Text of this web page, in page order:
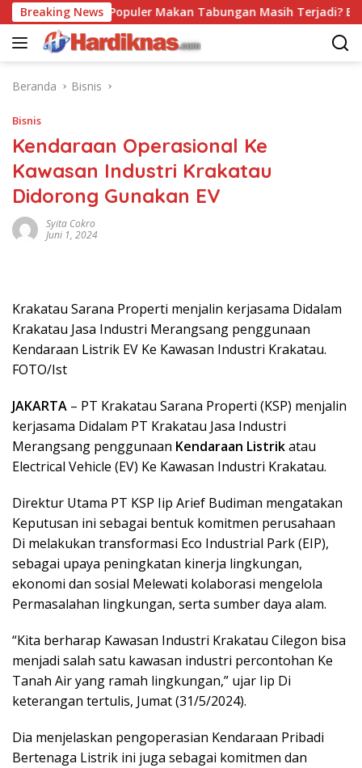
Langsung
ke
konten
Breaking News
Trend Populer Makan Tabungan Masih Terjadi?
Beranda Bisnis
Bisnis
Kendaraan Operasional Ke
Kawasan Industri Krakatau
Didorong Gunakan EV
Syita Cokro
Juni 1, 2024
Krakatau Sarana Properti menjalin kerjasama Didalam
Krakatau Jasa Industri Merangsang penggunaan
Kendaraan Listrik EV Ke Kawasan Industri Krakatau.
FOTO/Ist
JAKARTA – PT Krakatau Sarana Properti (KSP) menjalin
kerjasama Didalam PT Krakatau Jasa Industri
Merangsang penggunaan Kendaraan Listrikatau
Electrical Vehicle (EV) Ke Kawasan Industri Krakatau.
Direktur Utama PT KSP Iip Arief Budiman mengatakan
Keputusan ini sebagai bentuk komitmen perusahaan
Di melakukan transformasi Eco Industrial Park (EIP),
sebagai upaya peningkatan kinerja lingkungan,
ekonomi dan sosial Melewati kolaborasi mengelola
Permasalahan lingkungan, serta sumber daya alam.
“Kita berharap Kawasan Industri Krakatau Cilegon bisa
menjadi salah satu kawasan industri percontohan Ke
Tanah Air yang ramah lingkungan,” ujar Iip Di
keterangan tertulis, Jumat (31/5/2024).
Dia menjelaskan pengoperasian Kendaraan Pribadi
Bertenaga Listrik ini juga sebagai komitmen dan